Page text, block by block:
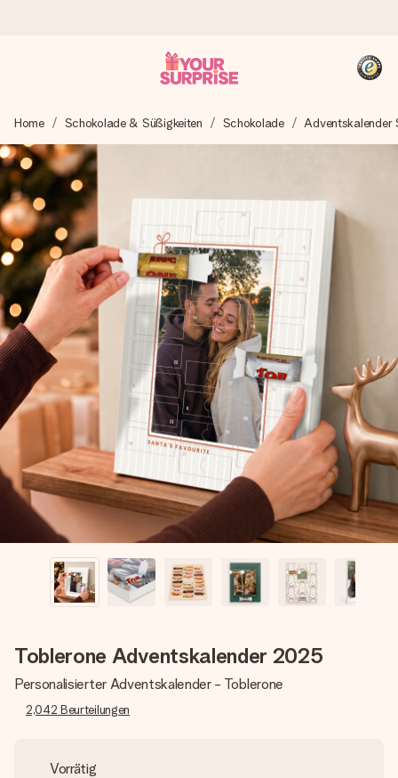
Wir bereiten dein Geschenk sorgfältig vor und schicken es
blitzschnell – damit du es genau zum richtigen Zeitpunkt
überreichen kannst, wenn es am meisten zählt.
4,8 (basierend auf +15.000 Bewertungen)
Unsere Geschenke begeistern. Kunden bewerten uns mit
4,8 bei Google Reviews (Gesamtergebnis aller Länder, in
die wir versenden).
+49 39292 929695
Montag - Freitag : 8:30 - 17:00 Uhr
Samstag - Sonntag : 8:30 - 13:00 Uhr
Home Schokolade & Süßigkeiten Schokolade Adventskalender
Toblerone Adventskalender 2025
Personalisierter Adventskalender - Toblerone
2,042 Beurteilungen
Vorrätig